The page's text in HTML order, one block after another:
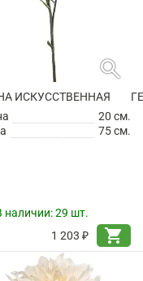
search
ИСКУССТВЕННАЯ
20 см.
75 см.
наличии:29 шт.
1 203 ₽
shopping_cart